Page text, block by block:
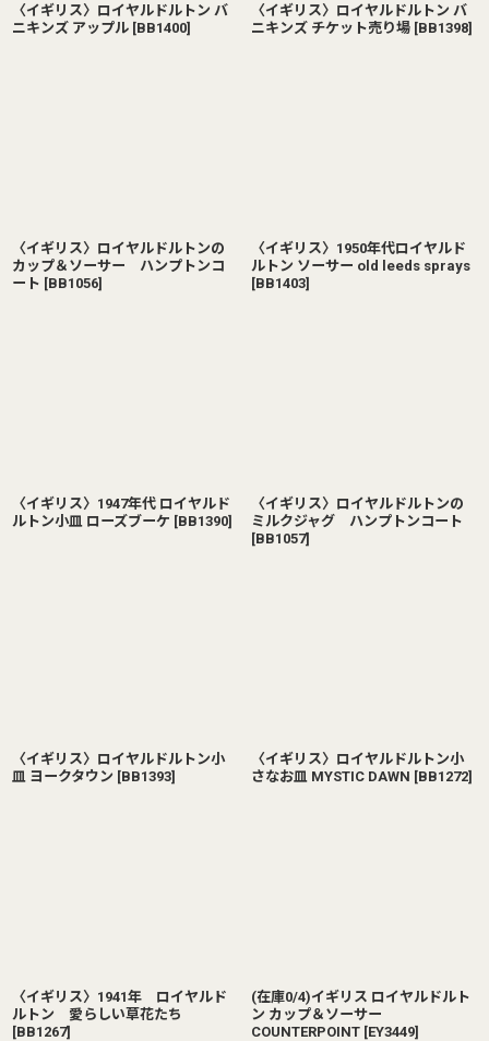
〈イギリス〉ロイヤルドルトン バ
ニキンズ アップル [BB1400]
〈イギリス〉ロイヤルドルトン バ
ニキンズ チケット売り場 [BB1398]
〈イギリス〉ロイヤルドルトンの
カップ＆ソーサー ハンプトンコ
ート [BB1056]
〈イギリス〉1950年代ロイヤルド
ルトン ソーサー old leeds sprays
[BB1403]
〈イギリス〉1947年代 ロイヤルド
ルトン小皿 ローズブーケ [BB1390]
〈イギリス〉ロイヤルドルトンの
ミルクジャグ ハンプトンコート
[BB1057]
〈イギリス〉ロイヤルドルトン小
皿 ヨークタウン [BB1393]
〈イギリス〉ロイヤルドルトン小
さなお皿 MYSTIC DAWN [BB1272]
〈イギリス〉1941年 ロイヤルド
ルトン 愛らしい草花たち
[BB1267]
(在庫0/4)イギリス ロイヤルドルト
ン カップ＆ソーサー
COUNTERPOINT [EY3449]